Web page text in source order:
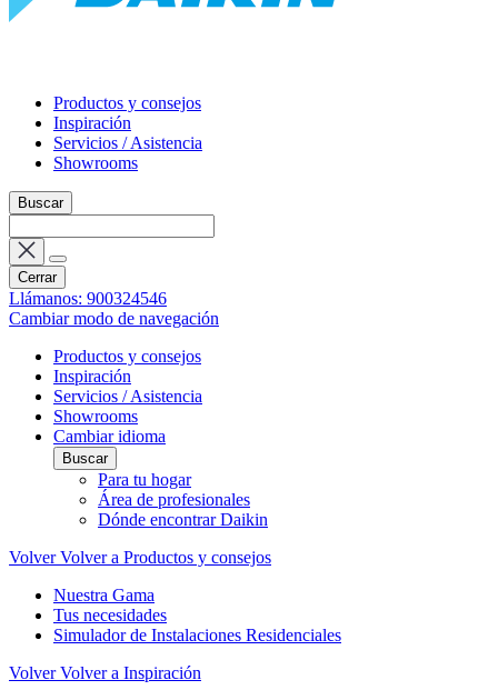
Productos y consejos
Inspiración
Servicios / Asistencia
Showrooms
Buscar
Cerrar
Llámanos: 900324546
Cambiar modo de navegación
Productos y consejos
Inspiración
Servicios / Asistencia
Showrooms
Cambiar idioma
Buscar
Para tu hogar
Área de profesionales
Dónde encontrar Daikin
Volver Volver a Productos y consejos
Nuestra Gama
Tus necesidades
Simulador de Instalaciones Residenciales
Volver Volver a Inspiración